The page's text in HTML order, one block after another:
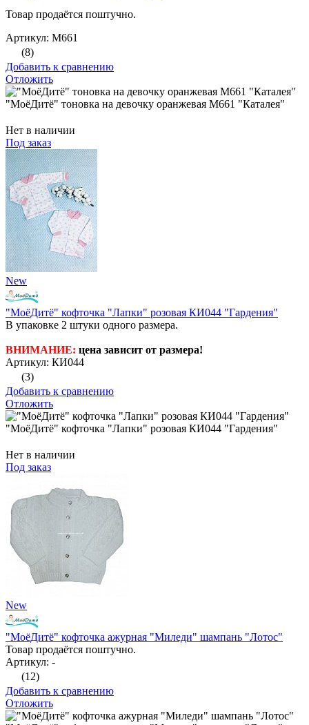
Товар продаётся поштучно.
Артикул: М661
(8)
Добавить к сравнению
Отложить
"МоёДитё" тоновка на девочку оранжевая М661 "Каталея"
Нет в наличии
Под заказ
New
"МоёДитё" кофточка "Лапки" розовая КИ044 "Гардения"
В упаковке 2 штуки одного размера.
ВНИМАНИЕ: цена зависит от размера!
Артикул: КИ044
(3)
Добавить к сравнению
Отложить
"МоёДитё" кофточка "Лапки" розовая КИ044 "Гардения"
Нет в наличии
Под заказ
New
"МоёДитё" кофточка ажурная "Миледи" шампань "Лотос"
Товар продаётся поштучно.
Артикул: -
(12)
Добавить к сравнению
Отложить